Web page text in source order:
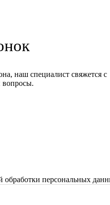
наш специалист свяжется с
вопросы.
обработки персональных